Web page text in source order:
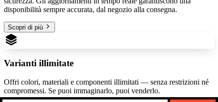
disponibilità sempre accurata, dal negozio alla consegna.
Scopri di più
Varianti illimitate
Offri colori, materiali e componenti illimitati — senza restrizioni né
compromessi. Se puoi immaginarlo, puoi venderlo.